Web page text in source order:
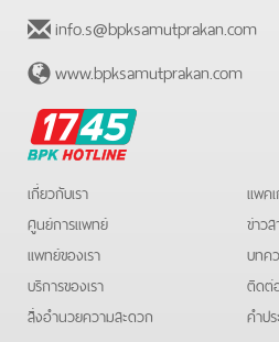
info.s@bpksamutprakan.com
www.bpksamutprakan.com
BPK
Hotline
เกี่ยวกับเรา
ศูนย์การแพทย์
แพทย์ของเรา
บริการของเรา
สิ่งอำนวยความสะดวก
แพค
ข่าว
บทค
ติดต่
คําป